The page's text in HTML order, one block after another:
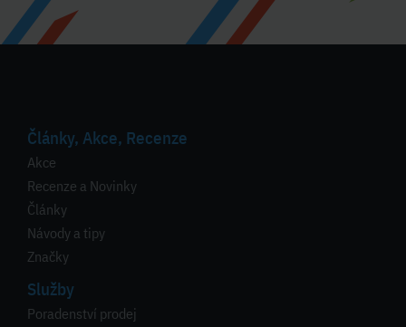
Články, Akce, Recenze
Akce
Recenze a Novinky
Články
Návody a tipy
Značky
Služby
Poradenství prodej